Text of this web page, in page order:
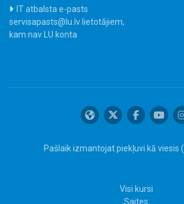
IT atbalsta e-pasts
servisapasts@lu.lv lietotājiem,
kam nav LU konta
Pašlaik izmantojat piekļuvi kā viesis (
Visi kursi
Saites